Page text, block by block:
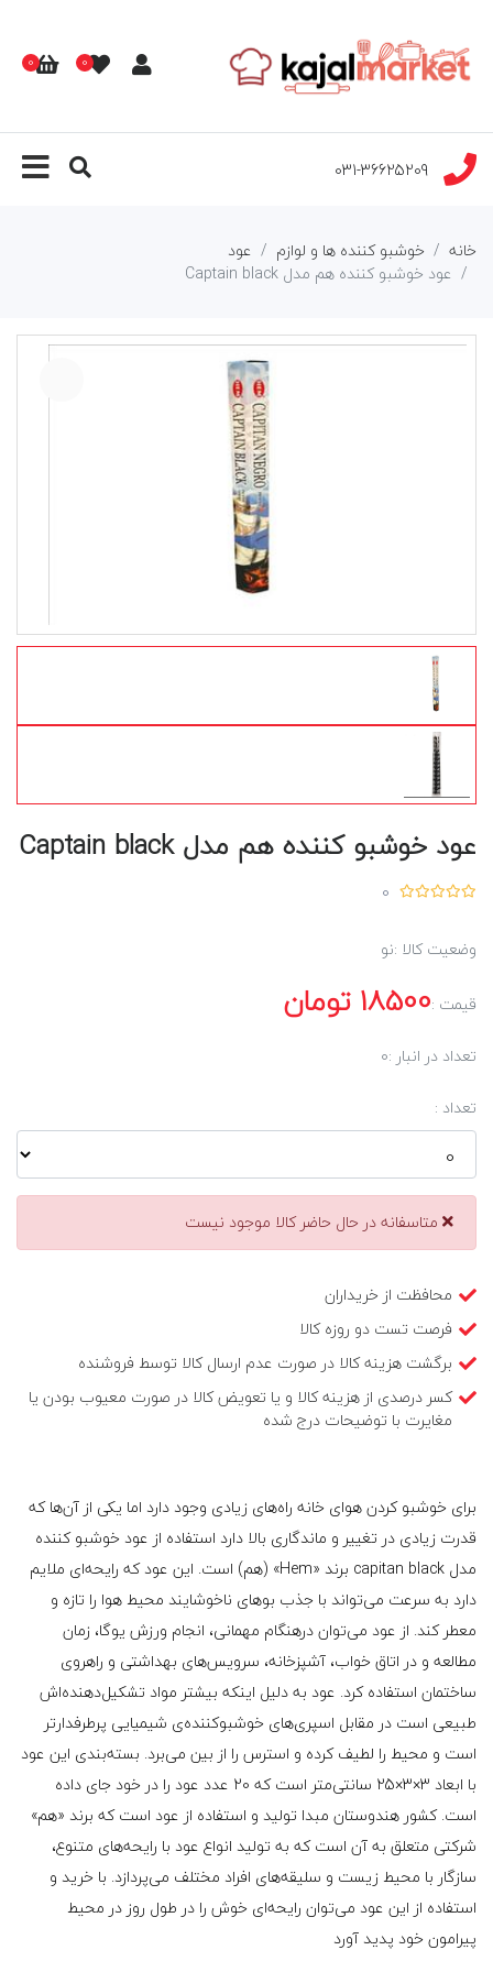
0
0
031-36625209
خانه خوشبو کننده ها و لوازم
عود
عود خوشبو کننده هم مدل Captain black
عود خوشبو کننده هم مدل Captain black
0
وضعیت کالا :نو
قیمت :18500 تومان
تعداد در انبار :0
تعداد :
متاسفانه در حال حاضر کالا موجود نیست
محافظت از خریداران
فرصت تست دو روزه کالا
برگشت هزینه کالا در صورت عدم ارسال کالا توسط فروشنده
کسر درصدی از هزینه کالا و یا تعویض کالا در صورت معیوب بودن یا
مغایرت با توضیحات درج شده
برای خوشبو کردن هوای خانه راه‌های زیادی وجود دارد اما یکی از آن‌ها که
قدرت زیادی در تغییر و ماندگاری بالا دارد استفاده از عود خوشبو کننده
مدل capitan black برند «Hem» (هم) است. این عود که رایحه‌ای ملایم
دارد به سرعت می‌تواند با جذب بوهای ناخوشایند محیط هوا را تازه و
معطر کند. از عود می‌توان درهنگام مهمانی، انجام ورزش یوگا، زمان
مطالعه و در اتاق خواب، آشپزخانه، سرویس‌های بهداشتی و راهروی
ساختمان استفاده کرد. عود به دلیل اینکه بیشتر مواد تشکیل‌دهنده‌اش
طبیعی است در مقابل اسپری‌های خوشبوکننده‌ی شیمیایی پرطرفدارتر
است و محیط را لطیف کرده و استرس را از بین می‌برد. بسته‌بندی این عود
با ابعاد 3×3×25 سانتی‌متر است که 20 عدد عود را در خود جای داده
است. کشور هندوستان مبدا تولید و استفاده از عود است که برند «هم»
شرکتی متعلق به آن است که به تولید انواع عود با رایحه‌های متنوع،
سازگار با محیط زیست و سلیقه‌های افراد مختلف می‌پردازد. با خرید و
استفاده از این عود می‌توان رایحه‌ای خوش را در طول روز در محیط
پیرامون خود پدید آورد